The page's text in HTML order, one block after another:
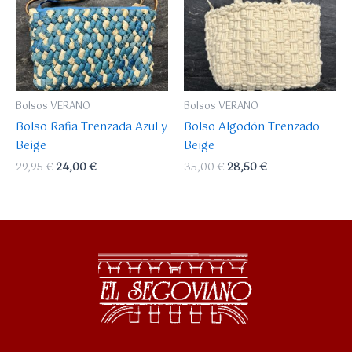
Bolsos VERANO
Bolso Rafia Trenzada Azul y
Beige
29,95€24,00€
Bolsos VERANO
Bolso Algodón Trenzado
Beige
35,00€28,50€